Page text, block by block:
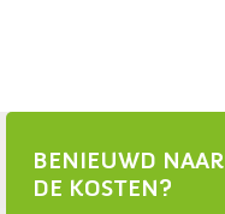
BENIEUWD NAAR
DE KOSTEN?